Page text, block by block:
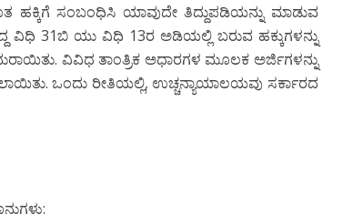
ಸಂಬಂಧಿಸಿ ಯಾವುದೇ ತಿದ್ದುಪಡಿಯನ್ನು ಮಾಡುವ
ವಿಧಿ 31ಬಿ ಯು ವಿಧಿ 13ರ ಅಡಿಯಲ್ಲಿ ಬರುವ ಹಕ್ಕುಗಳನ್ನು
ವಿವಿಧ ತಾಂತ್ರಿಕ ಅಧಾರಗಳ ಮೂಲಕ ಅರ್ಜಿಗಳನ್ನು
ಒಂದು ರೀತಿಯಲ್ಲಿ, ಉಚ್ಚನ್ಯಾಯಾಲಯವು ಸರ್ಕಾರದ